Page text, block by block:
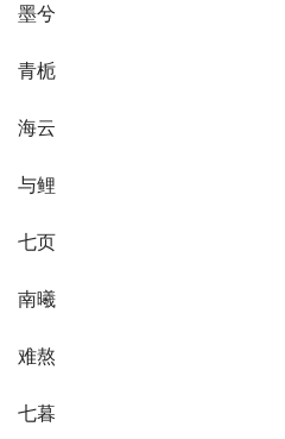
墨兮
青栀
海云
与鲤
七页
南曦
难熬
七暮